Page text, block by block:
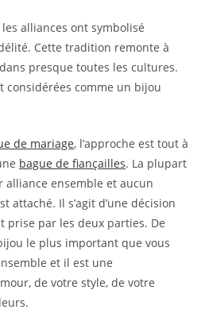
alliances ont symbolisé
Cette tradition remonte à
presque toutes les cultures.
considérées comme un bijou
de mariage, l’approche est tout à
bague de fiançailles. La plupart
alliance ensemble et aucun
attaché. Il s’agit d’une décision
prise par les deux parties. De
le plus important que vous
et il est une
de votre style, de votre